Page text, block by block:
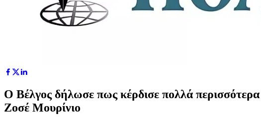
Ο Βέλγος δήλωσε πως κέρδισε πολλά περισσότερα
Ζοσέ Μουρίνιο